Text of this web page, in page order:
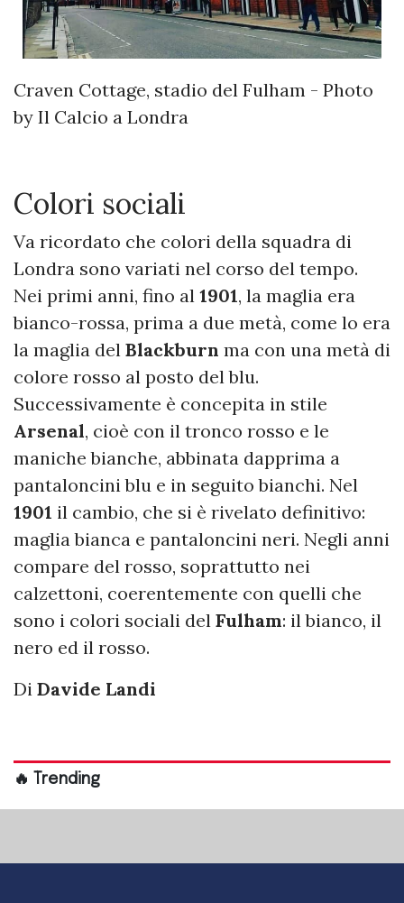
Craven Cottage, stadio del Fulham - Photo
by Il Calcio a Londra
Colori sociali
Va ricordato che colori della squadra di
Londra sono variati nel corso del tempo.
Nei primi anni, fino al 1901, la maglia era
bianco-rossa, prima a due metà, come lo era
la maglia del Blackburn ma con una metà di
colore rosso al posto del blu.
Successivamente è concepita in stile
Arsenal, cioè con il tronco rosso e le
maniche bianche, abbinata dapprima a
pantaloncini blu e in seguito bianchi. Nel
1901 il cambio, che si è rivelato definitivo:
maglia bianca e pantaloncini neri. Negli anni
compare del rosso, soprattutto nei
calzettoni, coerentemente con quelli che
sono i colori sociali del Fulham: il bianco, il
nero ed il rosso.
Di Davide Landi
🔥 Trending